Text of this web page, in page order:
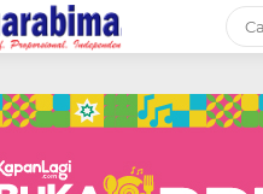
tentang
sekitar